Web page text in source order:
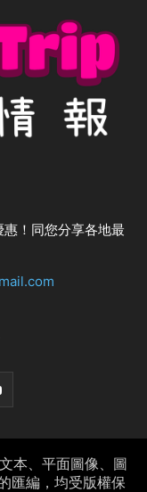
！同您分享各地最
本、平面圖像、圖
匯編，均受版權保